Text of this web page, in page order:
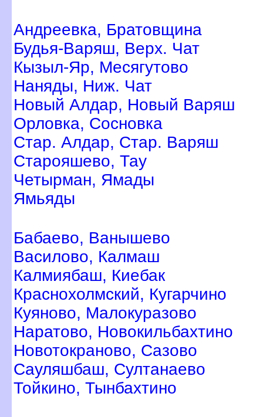
Андреевка, Братовщина
Будья-Варяш, Верх. Чат
Кызыл-Яр, Месягутово
Наняды, Ниж. Чат
Новый Алдар, Новый Варяш
Орловка, Сосновка
Стар. Алдар, Стар. Варяш
Старояшево, Тау
Четырман, Ямады
Ямьяды
Бабаево, Ванышево
асилово, Калмаш
Калмиябаш, Киебак
Краснохолмский, Кугарчино
Куяново, Малокуразово
Наратово, Новокильбахтино
Новотокраново, Сазово
Сауляшбаш, Султанаево
Тойкино, Тынбахтино